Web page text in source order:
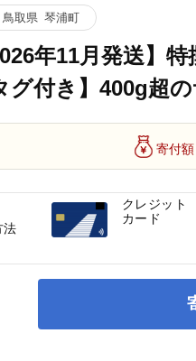
鳥取県 琴浦町
年11月発送】
グ付き】400g超
寄付額
法
クレジット
カード